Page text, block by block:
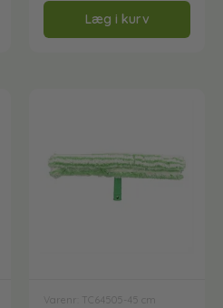
Byg dit eget efter ønske
Læg i kurv
Varenr: TC64505-45 cm